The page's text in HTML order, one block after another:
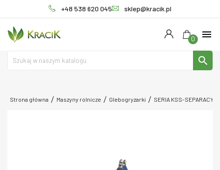
+48 538 620 045 sklep@kracik.pl
0 menu
search
Strona główna Maszyny rolnicze Glebogryzarki SERIA KSS-